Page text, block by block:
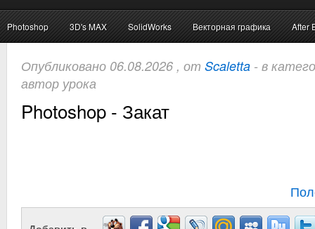
Photoshop 3D's MAX SolidWorks Векторная графика After
Опубликовано 06.08.2026 , от Scaletta - в
автор урока
Photoshop - Закат